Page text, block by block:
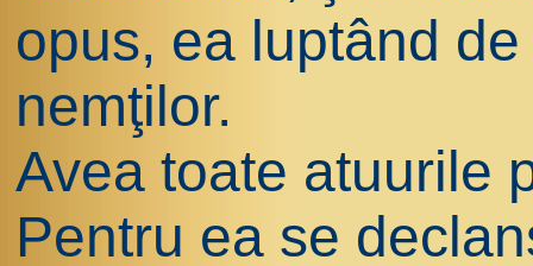
opus, ea luptând
nemţilor.
Avea toate atuurile
Pentru ea se